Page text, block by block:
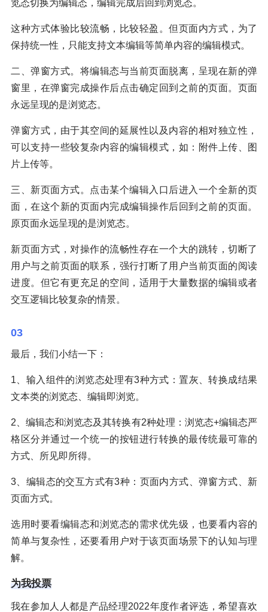
览态切换为编辑态，编辑完成后回到浏览态。
这种方式体验比较流畅，比较轻盈。但页面内方式，为了
保持统一性，只能支持文本编辑等简单内容的编辑模式。
二、弹窗方式。将编辑态与当前页面脱离，呈现在新的弹
窗里，在弹窗完成操作后点击确定回到之前的页面。页面
永远呈现的是浏览态。
弹窗方式，由于其空间的延展性以及内容的相对独立性，
可以支持一些较复杂内容的编辑模式，如：附件上传、图
片上传等。
三、新页面方式。点击某个编辑入口后进入一个全新的页
面，在这个新的页面内完成编辑操作后回到之前的页面。
原页面永远呈现的是浏览态。
新页面方式，对操作的流畅性存在一个大的跳转，切断了
用户与之前页面的联系，强行打断了用户当前页面的阅读
进度。但它有更充足的空间，适用于大量数据的编辑或者
交互逻辑比较复杂的情景。
03
最后，我们小结一下：
1、输入组件的浏览态处理有3种方式：置灰、转换成结果
文本类的浏览态、编辑即浏览。
2、编辑态和浏览态及其转换有2种处理：浏览态+编辑态严
格区分并通过一个统一的按钮进行转换的最传统最可靠的
方式、所见即所得。
3、编辑态的交互方式有3种：页面内方式、弹窗方式、新
页面方式。
选用时要看编辑态和浏览态的需求优先级，也要看内容的
简单与复杂性，还要看用户对于该页面场景下的认知与理
解。
为我投票
我在参加人人都是产品经理2022年度作者评选，希望喜欢